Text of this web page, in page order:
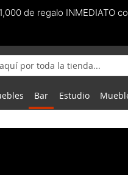
de regalo INMEDIATO
Bar Estudio